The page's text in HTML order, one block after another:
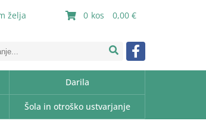
0 0,00
želja
Darila
Šola in otroško ustvarjanje